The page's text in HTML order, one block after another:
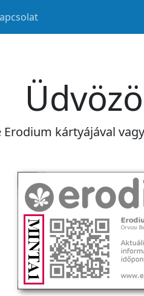
Erodium kártyájával